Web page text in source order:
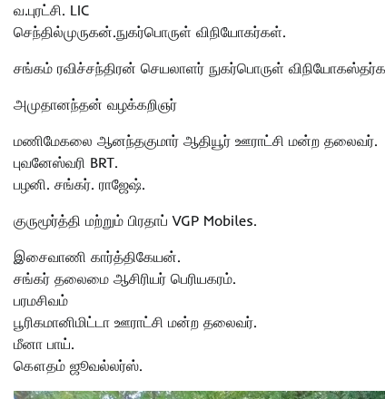
வ.புரட்சி. LIC
செந்தில்முருகன்.நுகர்பொருள் விநியோகர்கள்.
சங்கம் ரவிச்சந்திரன் செயலாளர் நுகர்பொருள்
அமுதானந்தன் வழக்கறிஞர்
மணிமேகலை ஆனந்தகுமார் ஆதியூர் ஊராட்சி மன்ற தலைவர்.
புவனேஸ்வரி BRT.
பழனி. சங்கர். ராஜேஷ்.
குருமூர்த்தி மற்றும் பிரதாப் VGP Mobiles.
இசைவாணி கார்த்திகேயன்.
சங்கர் தலைமை ஆசிரியர் பெரியகரம்.
பரமசிவம்
பூரிகமானிமிட்டா ஊராட்சி மன்ற தலைவர்.
மீனா பாய்.
கௌதம் ஜூவல்லர்ஸ்.